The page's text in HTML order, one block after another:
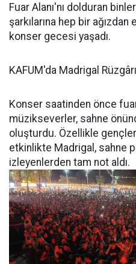
Fuar Alanı'nı dolduran
şarkılarına hep bir
konser gecesi yaşadı.
KAFUM'da Madrigal
Konser saatinden önce fuar
müzikseverler, sahne
oluşturdu. Özellikle
etkinlikte Madrigal, sahne
izleyenlerden tam not aldı.